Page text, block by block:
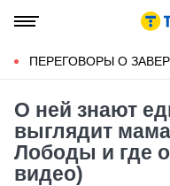
ПЕРЕГОВОРЫ О
О ней знают
выглядит
Лободы и где
видео)